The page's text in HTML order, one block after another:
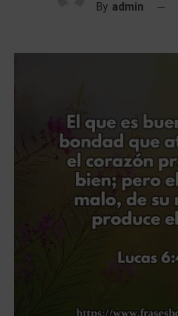
By admin